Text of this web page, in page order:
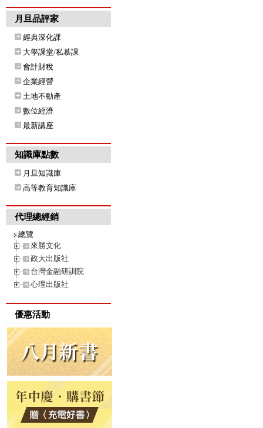
月旦品評家
經典深化課
大學課堂/私慕課
會計財稅
企業經營
土地不動產
數位經濟
最新講座
知識庫點數
月旦知識庫
高等教育知識庫
代理總經銷
總覽
來勝文化
政大出版社
台灣金融研訓院
心理出版社
優惠活動